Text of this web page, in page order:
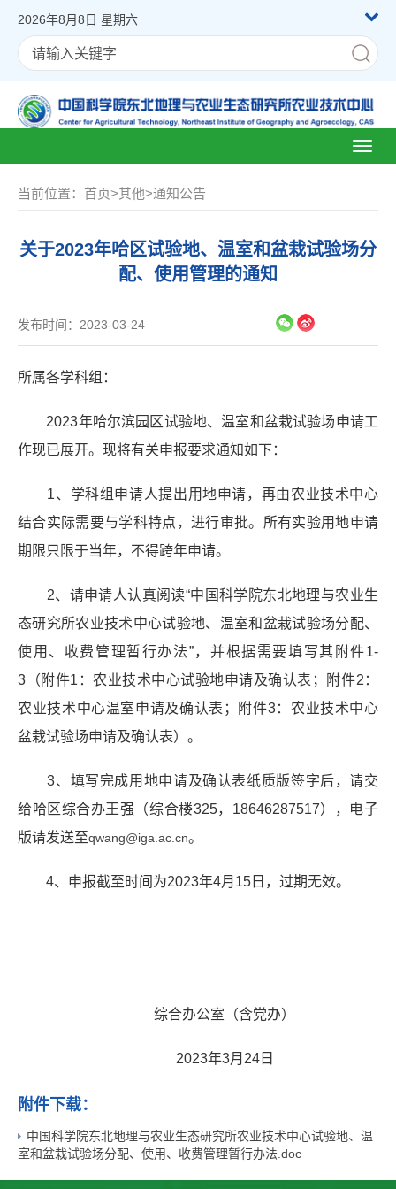
2026年8月8日 星期六
当前位置： 首页>其他>通知公告
关于2023年哈区试验地、温室和盆栽试验场分
配、使用管理的通知
发布时间：2023-03-24
所属各学科组：
2023年哈尔滨园区试验地、温室和盆栽试验场申请工
作现已展开。现将有关申报要求通知如下：
1、学科组申请人提出用地申请，再由农业技术中心
结合实际需要与学科特点，进行审批。所有实验用地申请
期限只限于当年，不得跨年申请。
2、请申请人认真阅读“中国科学院东北地理与农业生
态研究所农业技术中心试验地、温室和盆栽试验场分配、
使用、收费管理暂行办法”，并根据需要填写其附件1-
3 （附件1 ：农业技术中心试验地申请及确认表；附件2 ：
农业技术中心温室申请及确认表；附件3：农业技术中心
盆栽试验场申请及确认表）。
3、填写完成用地申请及确认表纸质版签字后，请交
给哈区综合办王强（综合楼325， 18646287517），电子
版请发送至qwang@iga.ac.cn。
4、申报截至时间为2023年4月 15 日，过期无效。
综合办公室（含党办）
2023年3月 24日
附件下载：
中国科学院东北地理与农业生态研究所农业技术中心试验地、温
室和盆栽试验场分配、使用、收费管理暂行办法.doc